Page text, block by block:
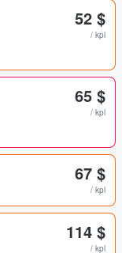
52 $
/ kpl
65 $
/ kpl
67 $
/ kpl
114 $
/ kpl